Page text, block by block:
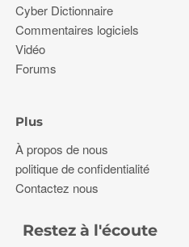
Cyber Dictionnaire
Commentaires logiciels
Vidéo
Forums
Plus
À propos de nous
politique de confidentialité
Contactez nous
Restez à l'écoute